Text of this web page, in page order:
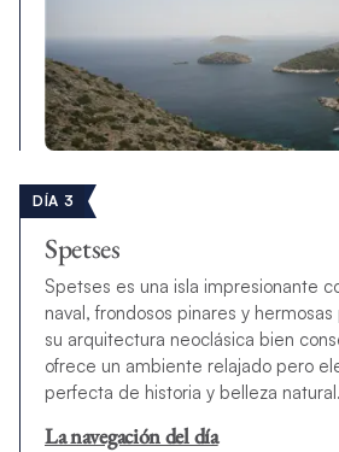
DÍA 3
Spetses
Spetses es una isla impresionante
naval, frondosos pinares y
su arquitectura neoclásica bien
ofrece un ambiente relajado pero
perfecta de historia y belleza natural.
La navegación del día